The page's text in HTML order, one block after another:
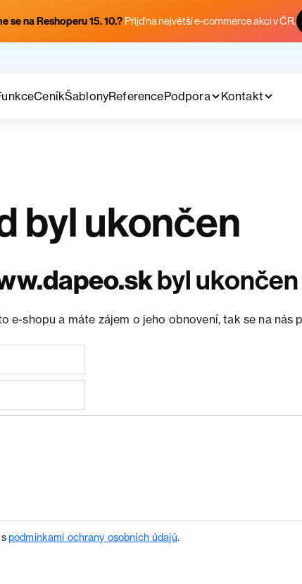
se na Reshoperu 15. 10.? Přijď na největší e-commerce akci v ČR.
CeníkŠablonyReferencePodpora Kontakt
byl ukončen
byl ukončen
e-shopu a máte zájem o jeho obnovení, tak se na nás
spodmínkami ochrany osobních údajů.